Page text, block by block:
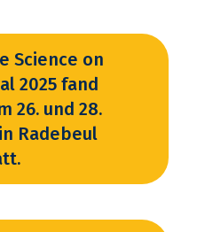
Science on
2025 fand
26. und 28.
Radebeul